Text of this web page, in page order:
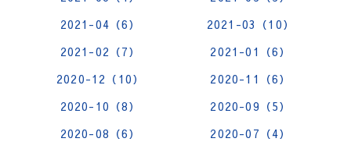
2021-04（6）
2021-03（10）
2021-02（7）
2021-01（6）
2020-12（10）
2020-11（6）
2020-10（8）
2020-09（5）
2020-08（6）
2020-07（4）